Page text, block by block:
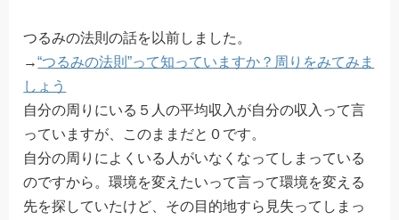
つるみの法則の話を以前しました。
→“つるみの法則”って知っていますか？周りをみてみま
しょう
自分の周りにいる５人の平均収入が自分の収入って言
っていますが、このままだと０です。
自分の周りによくいる人がいなくなってしまっている
のですから。環境を変えたいって言って環境を変える
先を探していたけど、その目的地すら見失ってしまっ